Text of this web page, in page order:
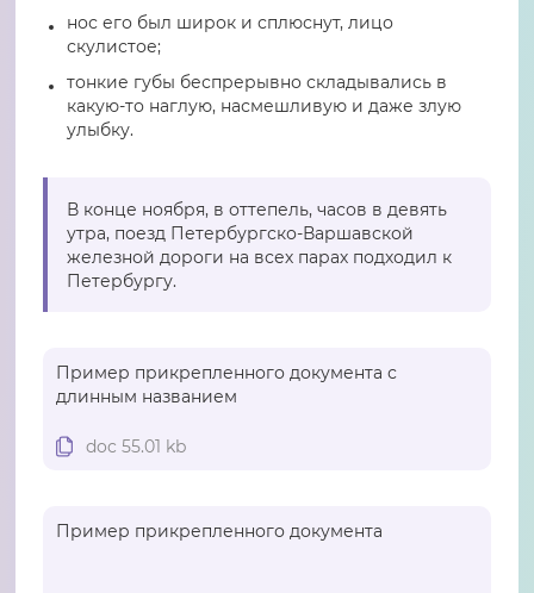
нос его был широк и сплюснут, лицо
скулистое;
тонкие губы беспрерывно складывались в
какую-то наглую, насмешливую и даже злую
улыбку.
В конце ноября, в оттепель, часов в девять
утра, поезд Петербургско-Варшавской
железной дороги на всех парах подходил к
Петербургу.
Пример прикрепленного документа с
длинным названием
doc 55.01 kb
Пример прикрепленного документа